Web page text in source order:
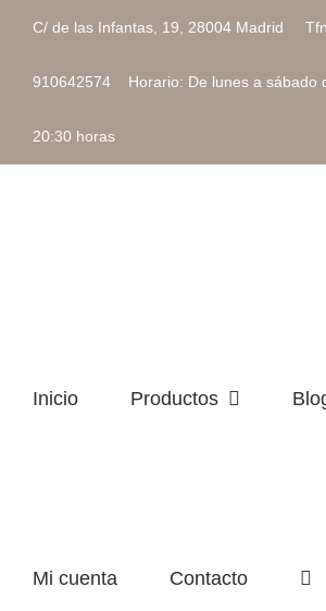
contenido
C/ de las Infantas, 19, 28004 Madrid
910642574 Horario: De lunes a sábado
20:30 horas
Inicio Productos
Mi cuenta Contacto